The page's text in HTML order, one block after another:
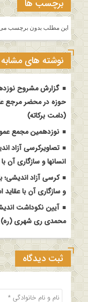
برچسب ها
این مطلب بدون برچسب
نوشته های مشابه
گزارش مشروح
حوزه در محضر مرجع
(دامت برکاته)
نوزدهمین مجمع
تصاویرکرسی آزاد
انسانها و سازگاری آن
کرسی آزاد اندیشی؛
و سازگاری آن با عقاید
آیین نکوداشت
محمدی ری شهری (ره)
ثبت دیدگاه